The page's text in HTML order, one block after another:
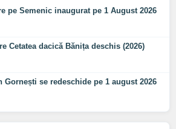
pe Semenic inaugurat pe 1 August 2026
Cetatea dacică Bănița deschis (2026)
Gornești se redeschide pe 1 august 2026